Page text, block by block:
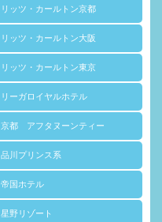
リッツ・カールトン京都
リッツ・カールトン大阪
リッツ・カールトン東京
リーガロイヤルホテル
京都 アフタヌーンティー
品川プリンス系
帝国ホテル
星野リゾート